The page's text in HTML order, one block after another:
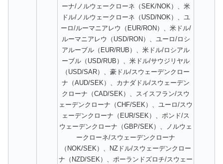
ーナ/ノルウェークローネ（SEK/NOK）、米
ドル/ノルウェークローネ（USD/NOK）、ユ
ーロ/ルーマニアレウ（EUR/RON）、米ドル/
ルーマニアレウ（USD/RON）、ユーロ/ロシ
アルーブル（EUR/RUB）、米ドル/ロシアル
ーブル（USD/RUB）、米ドル/サウジリヤル
（USD/SAR）、豪ドル/スウェーデンクロー
ナ（AUD/SEK）、カナダドル/スウェーデン
クローナ（CAD/SEK）、スイスフラン/スウ
ェーデンクローナ（CHF/SEK）、ユーロ/スウ
ェーデンクローナ（EUR/SEK）、ポンド/ス
ウェーデンクローナ（GBP/SEK）、ノルウェ
ークローネ/スウェーデンクローナ
（NOK/SEK）、NZドル/スウェーデンクロー
ナ（NZD/SEK）、ポーランドズロチ/スウェー